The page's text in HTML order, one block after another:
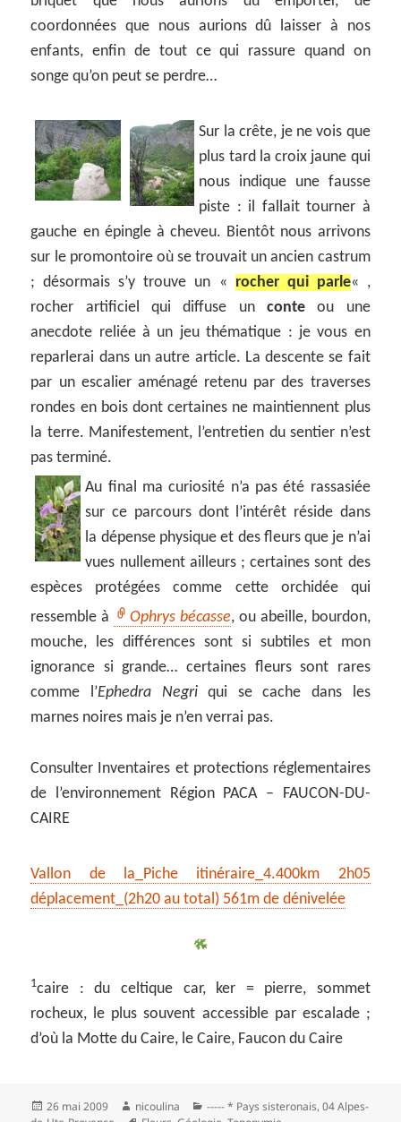
coordonnées que nous aurions dû laisser à nos
enfants, enfin de tout ce qui rassure quand on
songe qu’on peut se perdre…
Sur la crête, je ne vois que
plus tard la croix jaune qui
nous indique une fausse
piste : il fallait tourner à
gauche en épingle à cheveu. Bientôt nous arrivons
sur le promontoire où se trouvait un ancien castrum
; désormais s’y trouve un « rocher qui parle« ,
rocher artificiel qui diffuse un conteou une
anecdote reliée à un jeu thématique : je vous en
reparlerai dans un autre article. La descente se fait
par un escalier aménagé retenu par des traverses
rondes en bois dont certaines ne maintiennent plus
la terre. Manifestement, l’entretien du sentier n’est
pas terminé.
Au final ma curiosité n’a pas été rassasiée
sur ce parcours dont l’intérêt réside dans
la dépense physique et des fleurs que je n’ai
vues nullement ailleurs ; certaines sont des
espèces protégées comme cette orchidée qui
ressemble à
Ophrys bécasse, ou abeille, bourdon,
mouche, les différences sont si subtiles et mon
ignorance si grande… certaines fleurs sont rares
comme l’Ephedra Negriqui se cache dans les
marnes noires mais je n’en verrai pas.
Consulter Inventaires et protections réglementaires
de l’environnement Région PACA – FAUCON-DU-
CAIRE
Vallon de la_Piche itinéraire_4.400km 2h05
déplacement_(2h20 au total) 561m de dénivelée
1caire : du celtique car, ker = pierre, sommet
rocheux, le plus souvent accessible par escalade ;
d’où la Motte du Caire, le Caire, Faucon du Caire
Publié
le
26 mai 2009 Auteur
nicoulina Catégories
----- * Pays sisteronais,04 Alpes-
Mots-